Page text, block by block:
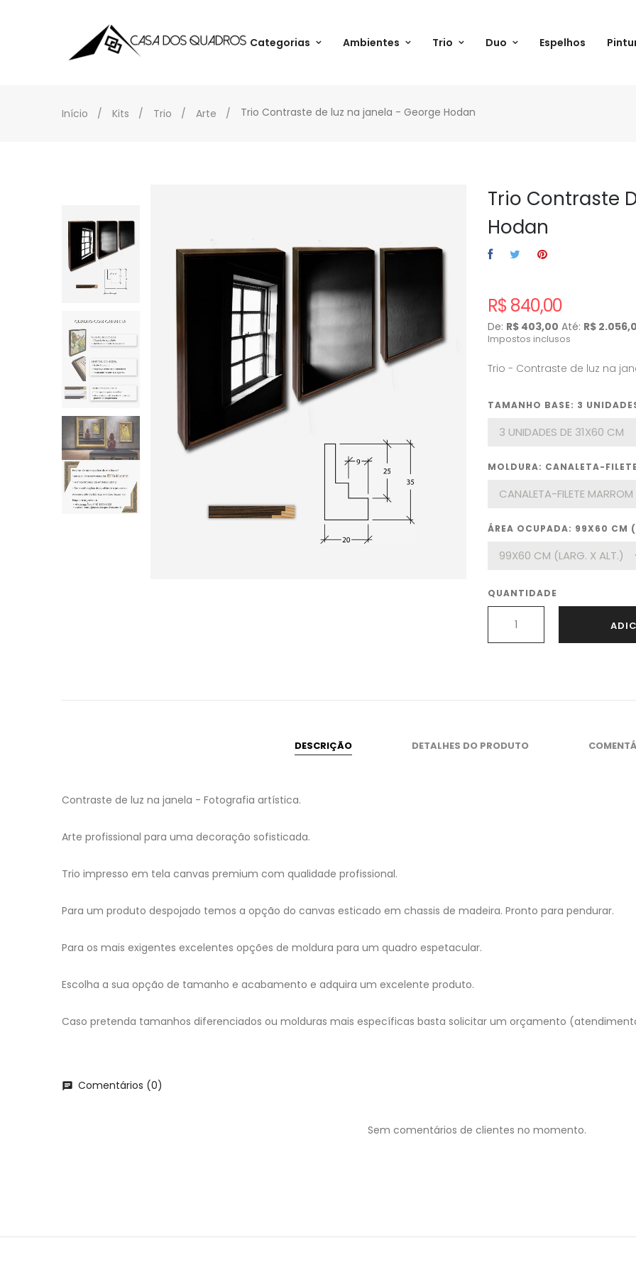
Categorias Ambientes Trio Duo Espelhos
Início Kits Trio Arte Trio Contraste de luz na janela - George Hodan
Trio Contraste
Hodan
R$ 840,00
De: R$ 403,00 Até: R$
Impostos inclusos
Trio - Contraste de luz na
TAMANHO BASE: 3
MOLDURA: CANALETA-
ÁREA OCUPADA: 99X60 CM
QUANTIDADE
DESCRIÇÃO DETALHES DO PRODUTO
Contraste de luz na janela - Fotografia artística.
Arte profissional para uma decoração sofisticada.
Trio impresso em tela canvas premium com qualidade profissional.
Para um produto despojado temos a opção do canvas esticado em chassis de madeira. Pronto para pendurar.
Para os mais exigentes excelentes opções de moldura para um quadro espetacular.
Escolha a sua opção de tamanho e acabamento e adquira um excelente produto.
Caso pretenda tamanhos diferenciados ou molduras mais específicas basta solicitar um orçamento
chat Comentários (0)
Sem comentários de clientes no momento.